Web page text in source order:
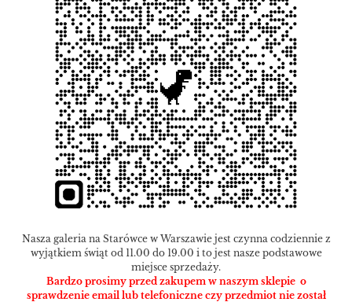
Nasza galeria na Starówce w Warszawie jest czynna codziennie z
wyjątkiem świąt od 11.00 do 19.00 i to jest nasze podstawowe
miejsce sprzedaży.
Bardzo prosimy przed zakupem w naszym sklepie o
sprawdzenie email lub telefoniczne czy przedmiot nie został